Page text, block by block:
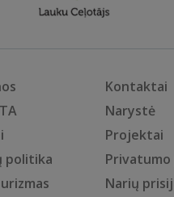
Kontaktai
Narystė
Projektai
politika
Narių